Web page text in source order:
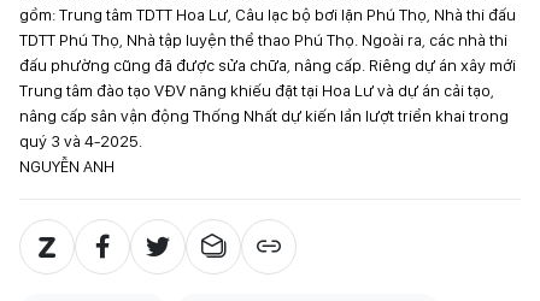
gồm: Trung tâm TDTT Hoa Lư, Câu lạc bộ bơi lặn Phú Thọ, Nhà thi đấu
TDTT Phú Thọ, Nhà tập luyện thể thao Phú Thọ. Ngoài ra, các nhà thi
đấu phường cũng đã được sửa chữa, nâng cấp. Riêng dự án xây mới
Trung tâm đào tạo VĐV năng khiếu đặt tại Hoa Lư và dự án cải tạo,
nâng cấp sân vận động Thống Nhất dự kiến lần lượt triển khai trong
quý 3 và 4-2025.
NGUYỄN ANH